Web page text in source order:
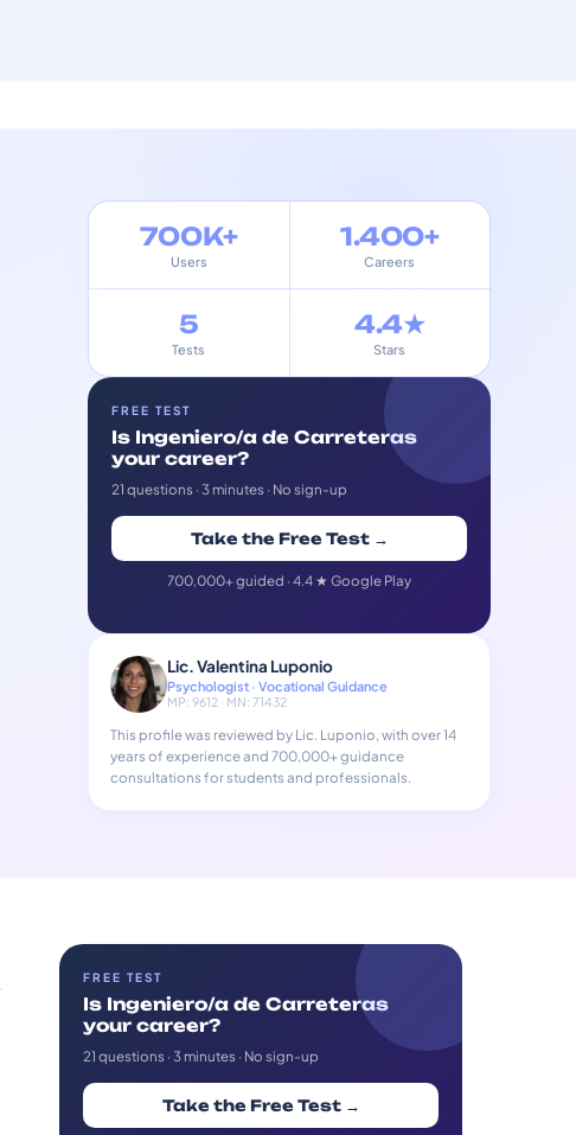
700K+
Users
1.400+
Careers
5
Tests
4.4★
Stars
FREE TEST
Is Ingeniero/a de Carreteras
your career?
21 questions · 3 minutes · No sign-up
Take the Free Test →
700,000+ guided · 4.4 ★ Google Play
Lic. Valentina Luponio
Psychologist · Vocational Guidance
MP: 9612 · MN: 71432
This profile was reviewed by Lic. Luponio, with over 14
years of experience and 700,000+ guidance
consultations for students and professionals.
FREE TEST
Is Ingeniero/a de Carreteras
your career?
21 questions · 3 minutes · No sign-up
Take the Free Test →